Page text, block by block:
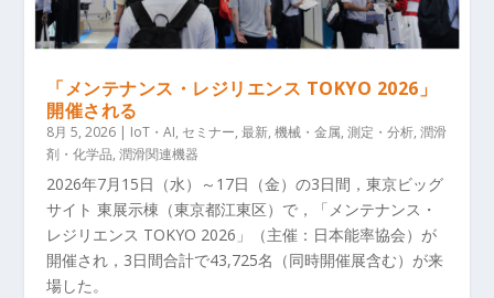
「メンテナンス・レジリエンス TOKYO 2026」
開催される
8月 5, 2026 | IoT・AI, セミナー,最新,機械・金属,測定・分析,潤滑
剤・化学品,潤滑関連機器
2026年7月15日（水）～17日（金）の3日間，東京ビッグ
サイト 東展示棟（東京都江東区）で，「メンテナンス・
レジリエンス TOKYO 2026」（主催：日本能率協会）が
開催され，3日間合計で43,725名（同時開催展含む）が来
場した。